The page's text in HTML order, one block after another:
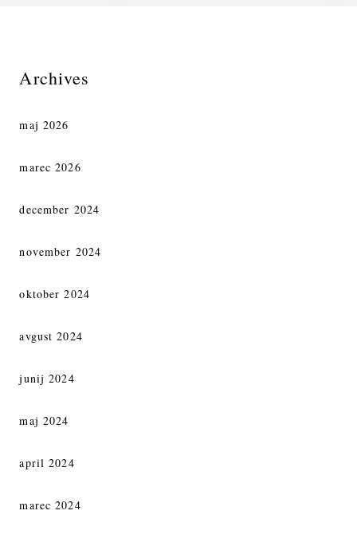
Archives
maj 2026
marec 2026
december 2024
november 2024
oktober 2024
avgust 2024
junij 2024
maj 2024
april 2024
marec 2024